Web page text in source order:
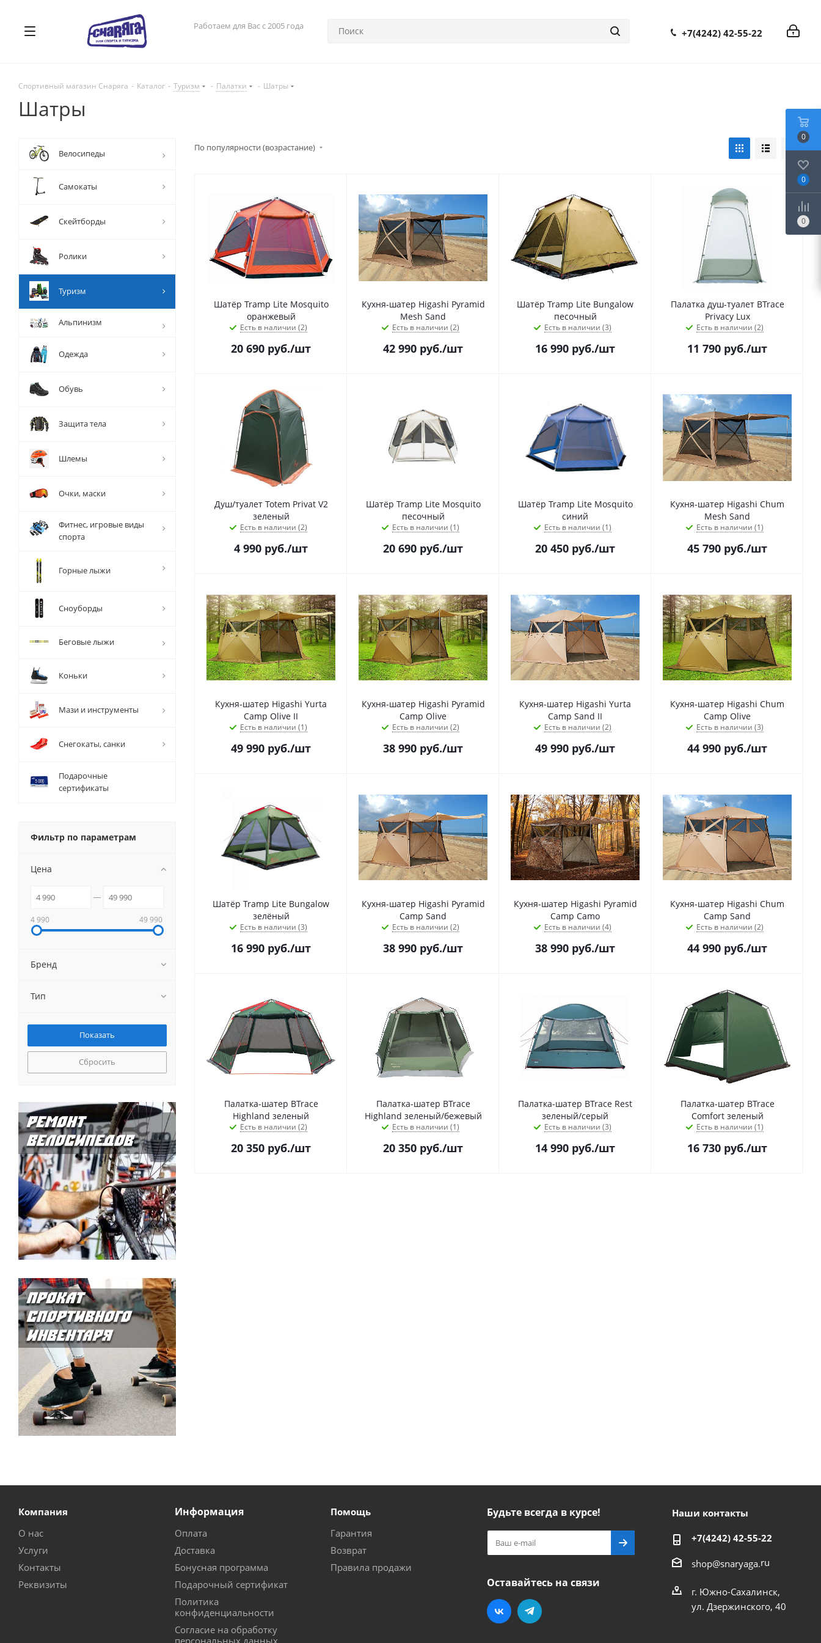
Работаем для Вас с 2005 года
+7(4242) 42-55-22
Спортивный магазин Снаряга - Каталог - Туризм - Палатки - Шатры
Шатры
По популярности (возрастание)
Шатёр Tramp Lite Mosquito
оранжевый
Есть в наличии (2)
20 690 руб./шт
Кухня-шатер Higashi Pyramid
Mesh Sand
Есть в наличии (2)
42 990 руб./шт
Шатёр Tramp Lite Bungalow
песочный
Есть в наличии (3)
16 990 руб./шт
Палатка душ-туалет BTrace
Privacy Lux
Есть в наличии (2)
11 790 руб./шт
Душ/туалет Totem Privat V2
зеленый
Есть в наличии (2)
4 990 руб./шт
Шатёр Tramp Lite Mosquito
песочный
Есть в наличии (1)
20 690 руб./шт
Шатёр Tramp Lite Mosquito
синий
Есть в наличии (1)
20 450 руб./шт
Кухня-шатер Higashi Chum
Mesh Sand
Есть в наличии (1)
45 790 руб./шт
Кухня-шатер Higashi Yurta
Сamp Olive II
Есть в наличии (1)
49 990 руб./шт
Кухня-шатер Higashi Pyramid
Camp Olive
Есть в наличии (2)
38 990 руб./шт
Кухня-шатер Higashi Yurta
Сamp Sand II
Есть в наличии (2)
49 990 руб./шт
Кухня-шатер Higashi Chum
Camp Olive
Есть в наличии (3)
44 990 руб./шт
Шатёр Tramp Lite Bungalow
зелёный
Есть в наличии (3)
16 990 руб./шт
Кухня-шатер Higashi Pyramid
Camp Sand
Есть в наличии (2)
38 990 руб./шт
Кухня-шатер Higashi Pyramid
Camp Camo
Есть в наличии (4)
38 990 руб./шт
Кухня-шатер Higashi Chum
Camp Sand
Есть в наличии (2)
44 990 руб./шт
Палатка-шатер BTrace
Highland зеленый
Есть в наличии (2)
20 350 руб./шт
Палатка-шатер BTrace
Highland зеленый/бежевый
Есть в наличии (1)
20 350 руб./шт
Палатка-шатер BTrace Rest
зеленый/серый
Есть в наличии (3)
14 990 руб./шт
Палатка-шатер BTrace
Comfort зеленый
Есть в наличии (1)
16 730 руб./шт
Велосипеды
Самокаты
Скейтборды
Ролики
Туризм
Альпинизм
Одежда
Обувь
Защита тела
Шлемы
Очки, маски
Фитнес, игровые виды
спорта
Горные лыжи
Сноуборды
Беговые лыжи
Коньки
Мази и инструменты
Снегокаты, санки
Подарочные
сертификаты
Фильтр по параметрам
Цена
4 990 49 990
Бренд
Тип
Сбросить
Компания
О нас
Услуги
Контакты
Реквизиты
Информация
Оплата
Доставка
Бонусная программа
Подарочный сертификат
Политика
конфиденциальности
Согласие на обработку
персональных данных
Помощь
Гарантия
Возврат
Правила продажи
Будьте всегда в курсе!
Оставайтесь на связи
Наши контакты
+7(4242) 42-55-22
shop@snaryaga.ru
г. Южно-Сахалинск,
ул. Дзержинского, 40
0
0
0